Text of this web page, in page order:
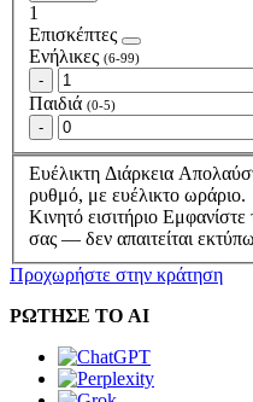
1
Επισκέπτες
Ενήλικες (6-99)
-
Παιδιά (0-5)
-
Ευέλικτη Διάρκεια
ρυθμό, με ευέλικτο ωράριο.
Κινητό εισιτήριο Εμφανίστε
σας — δεν απαιτείται
Προχωρήστε στην κράτηση
ΡΩΤΗΣΕ ΤΟ AI